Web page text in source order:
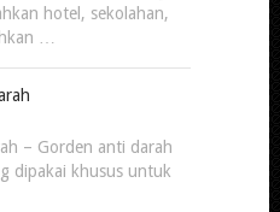
hotel, sekolahan,
…
– Gorden anti darah
dipakai khusus untuk